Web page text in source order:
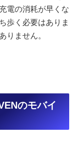
電の消耗が早くな
歩く必要はありま
りません。
のモバイ